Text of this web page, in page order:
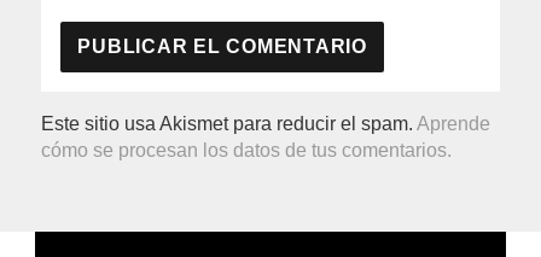
Este sitio usa Akismet para reducir el spam.Aprende
cómo se procesan los datos de tus comentarios.